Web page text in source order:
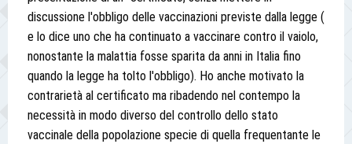
discussione l'obbligo delle vaccinazioni previste dalla legge (
e lo dice uno che ha continuato a vaccinare contro il vaiolo,
nonostante la malattia fosse sparita da anni in Italia fino
quando la legge ha tolto l'obbligo). Ho anche motivato la
contrarietà al certificato ma ribadendo nel contempo la
necessità in modo diverso del controllo dello stato
vaccinale della popolazione specie di quella frequentante le